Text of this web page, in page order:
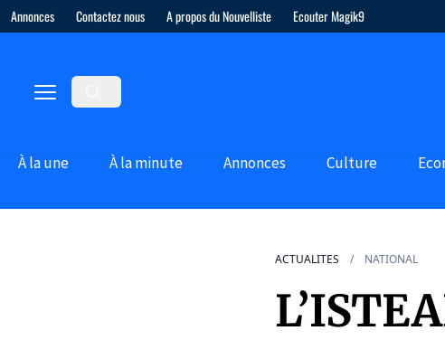
Annonces Contactez nous A propos du Nouvelliste Ecouter Magik9
À la une À la minute Annonces Culture
ACTUALITES NATIONAL